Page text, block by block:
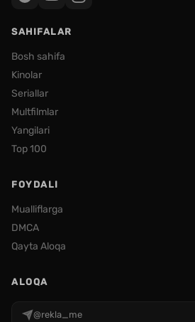
SAHIFALAR
Bosh sahifa
Kinolar
Seriallar
Multfilmlar
Yangilari
Top 100
FOYDALI
Mualliflarga
DMCA
Qayta Aloqa
ALOQA
@rekla_me